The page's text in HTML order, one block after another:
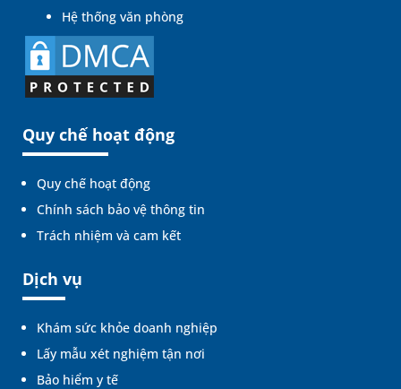
Hệ thống văn phòng
Quy chế hoạt động
Quy chế hoạt động
Chính sách bảo vệ thông tin
Trách nhiệm và cam kết
Dịch vụ
Khám sức khỏe doanh nghiệp
Lấy mẫu xét nghiệm tận nơi
Bảo hiểm y tế